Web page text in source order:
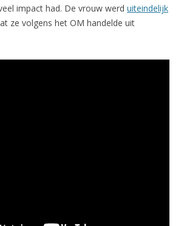
impact had. De vrouw werd uiteindelijk
ze volgens het OM handelde uit